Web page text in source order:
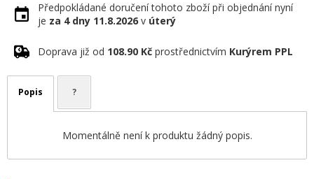
Předpokládané doručení tohoto zboží při objednání nyní
je za 4 dny 11.8.2026 v úterý
Doprava již od 108.90 Kč prostřednictvím Kurýrem PPL
Popis ?
Momentálně není k produktu žádný popis.